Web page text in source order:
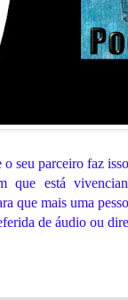
o seu parceiro faz
que está
que mais uma
de áudio ou